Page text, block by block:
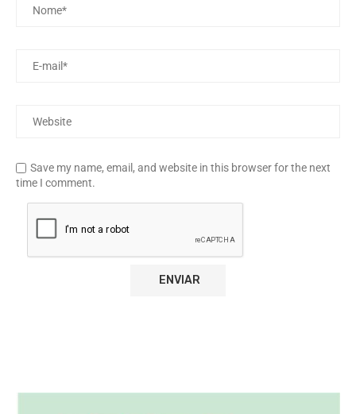
Save my name, email, and website in this browser for the next
time I comment.